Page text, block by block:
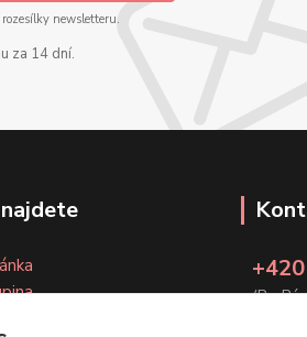
newsletteru.
za 14 dní.
(Po-